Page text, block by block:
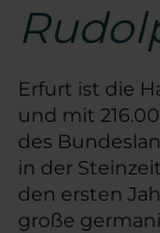
Erfurt ist die
und mit
des
in der
den ersten
große